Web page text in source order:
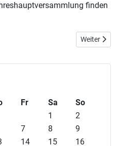
finden
DICH! Nächster
Weiter
Fr Sa
So
1
2
7 8
9
14 15 16